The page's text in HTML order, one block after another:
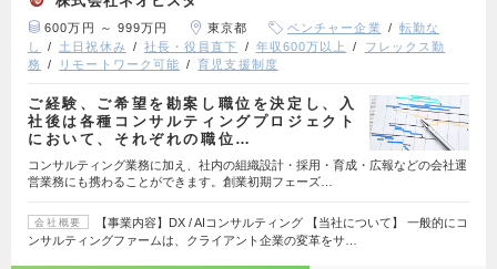
600万円 ～ 999万円 東京都 ベンチャー企業
転勤な
し
土日祝休み 社長・役員直下 年収600万以上
フレックス勤
務
リモートワーク可能 育児支援制度
ご経験、ご希望を勘案し職位を決定し、入
社後は各種コンサルティングプロジェクト
において、それぞれの職位…
コンサルティング業務に加え、社内の組織設計・採用・育成・広報などの会社運
営業務にも携わることができます。創業初期フェーズ…
会社概要
【事業内容】DX / AIコンサルティング 【当社について】 一般的にコ
ンサルティングファームは、クライアント企業の変革をサ…